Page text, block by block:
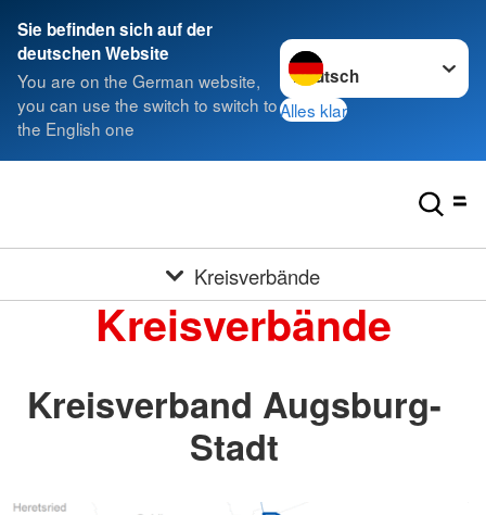
Sie befinden sich auf der
deutschen Website
You are on the German website,
you can use the switch to switch to
the English one
Sprache wechseln zu
Alles klar
Kreisverbände
Kreisverbände
Kreisverband Augsburg-
Stadt